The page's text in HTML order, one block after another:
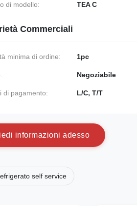
di modello: TEA C
Commerciali
minima di ordine: 1pc
Negoziabile
di pagamento: L/C, T/T
ied i informazioni adesso
self service